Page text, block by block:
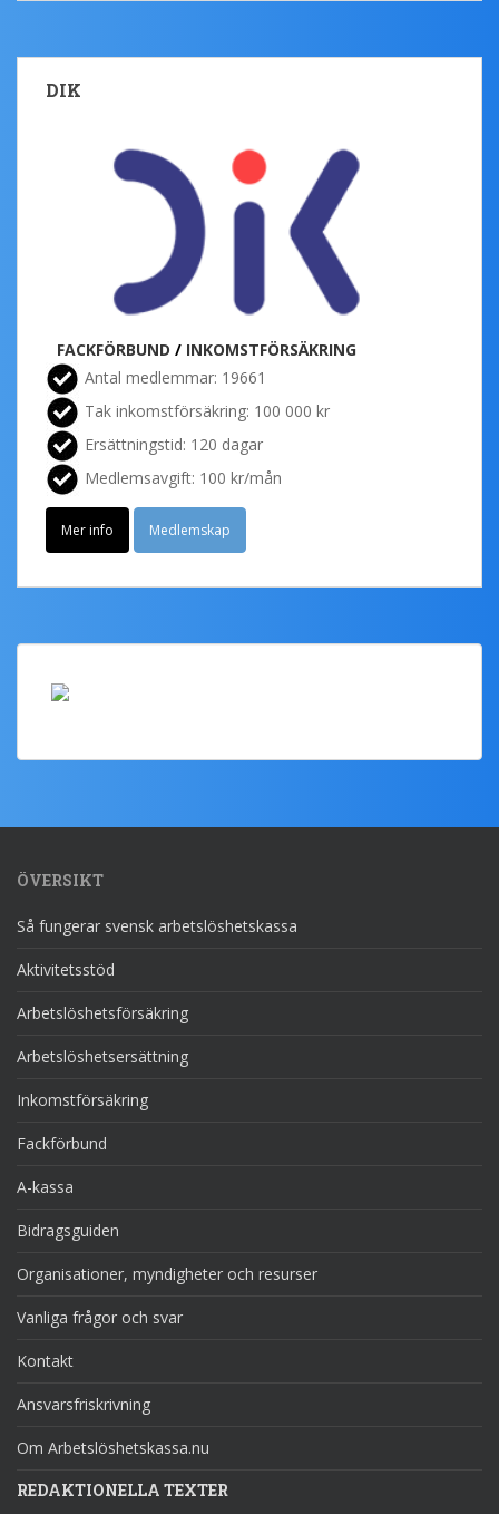
DIK
FACKFÖRBUND / INKOMSTFÖRSÄKRING
Antal medlemmar: 19661
Tak inkomstförsäkring: 100 000 kr
Ersättningstid: 120 dagar
Medlemsavgift: 100 kr/mån
Mer info Medlemskap
ÖVERSIKT
Så fungerar svensk arbetslöshetskassa
Aktivitetsstöd
Arbetslöshetsförsäkring
Arbetslöshetsersättning
Inkomstförsäkring
Fackförbund
A-kassa
Bidragsguiden
Organisationer, myndigheter och resurser
Vanliga frågor och svar
Kontakt
Ansvarsfriskrivning
Om Arbetslöshetskassa.nu
REDAKTIONELLA TEXTER